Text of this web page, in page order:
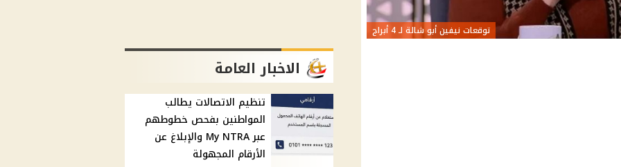
توقعات نيفين أبو شالة لـ 4 أبراج
الاخبار العامة
تنظيم الاتصالات يطالب
المواطنين بفحص خطوطهم
عبر My NTRA والإبلاغ عن
الأرقام المجهولة